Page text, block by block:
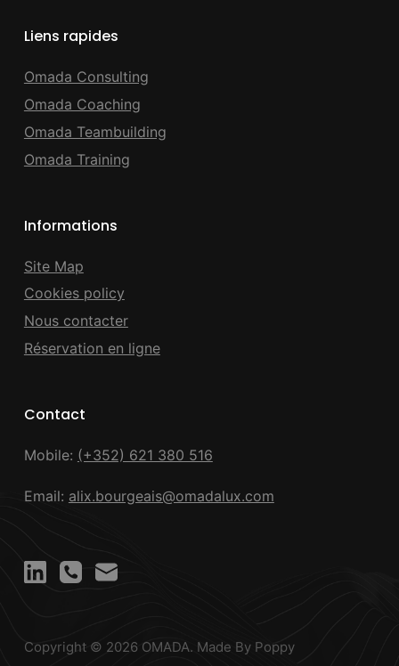
Liens rapides
Omada Consulting
Omada Coaching
Omada Teambuilding
Omada Training
Informations
Site Map
Cookies policy
Nous contacter
Réservation en ligne
Contact
Mobile: (+352) 621 380 516
Email: alix.bourgeais@omadalux.com
Copyright © 2026 OMADA. Made By Poppy